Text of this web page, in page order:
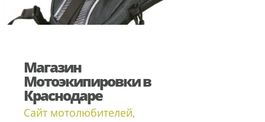
Магазин
Мотоэкипировки в
Краснодаре
Сайт мотолюбителей,